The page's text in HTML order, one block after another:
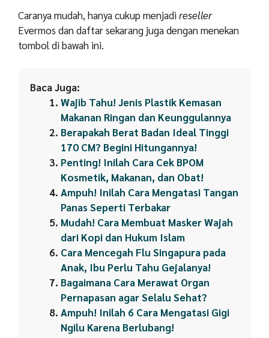
Caranya mudah, hanya cukup menjadireseller
Evermos dan daftar sekarang juga dengan menekan
tombol di bawah ini.
Baca Juga:
Wajib Tahu! Jenis Plastik Kemasan
Makanan Ringan dan Keunggulannya
Berapakah Berat Badan Ideal Tinggi
170 CM? Begini Hitungannya!
Penting! Inilah Cara Cek BPOM
Kosmetik, Makanan, dan Obat!
Ampuh! Inilah Cara Mengatasi Tangan
Panas Seperti Terbakar
Mudah! Cara Membuat Masker Wajah
dari Kopi dan Hukum Islam
Cara Mencegah Flu Singapura pada
Anak, Ibu Perlu Tahu Gejalanya!
Bagaimana Cara Merawat Organ
Pernapasan agar Selalu Sehat?
Ampuh! Inilah 6 Cara Mengatasi Gigi
Ngilu Karena Berlubang!